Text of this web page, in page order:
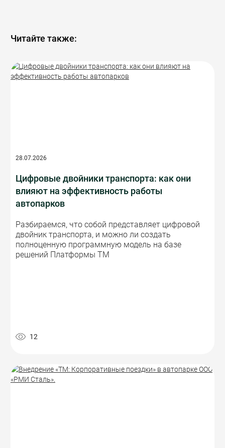
Читайте также:
28.07.2026
Цифровые двойники транспорта: как они
влияют на эффективность работы
автопарков
Разбираемся, что собой представляет цифровой
двойник транспорта, и можно ли создать
полноценную программную модель на базе
решений Платформы ТМ
12